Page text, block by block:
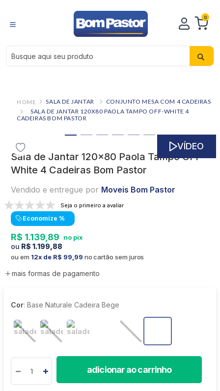
0
Busque aqui seu produto
SALA DE JANTAR
CONJUNTO MESA COM 4 CADEIRAS
SALA DE JANTAR 120X80 PAOLA TAMPO OFF-WHITE 4
CADEIRAS BOM PASTOR
VÍDEO
Sala de Jantar 120x80 Paola Tampo OFF-
White 4 Cadeiras Bom Pastor
Vendido e entregue por Moveis Bom Pastor
Seja o primeiro a avaliar
Economize %
R$ 1.139 89
R$ 1.199,88
ou em 12 R$ 99 99 no cartão sem juros
mais formas de pagamento
Cor: Base Naturale Cadeira Bege
adicionar ao carrinho